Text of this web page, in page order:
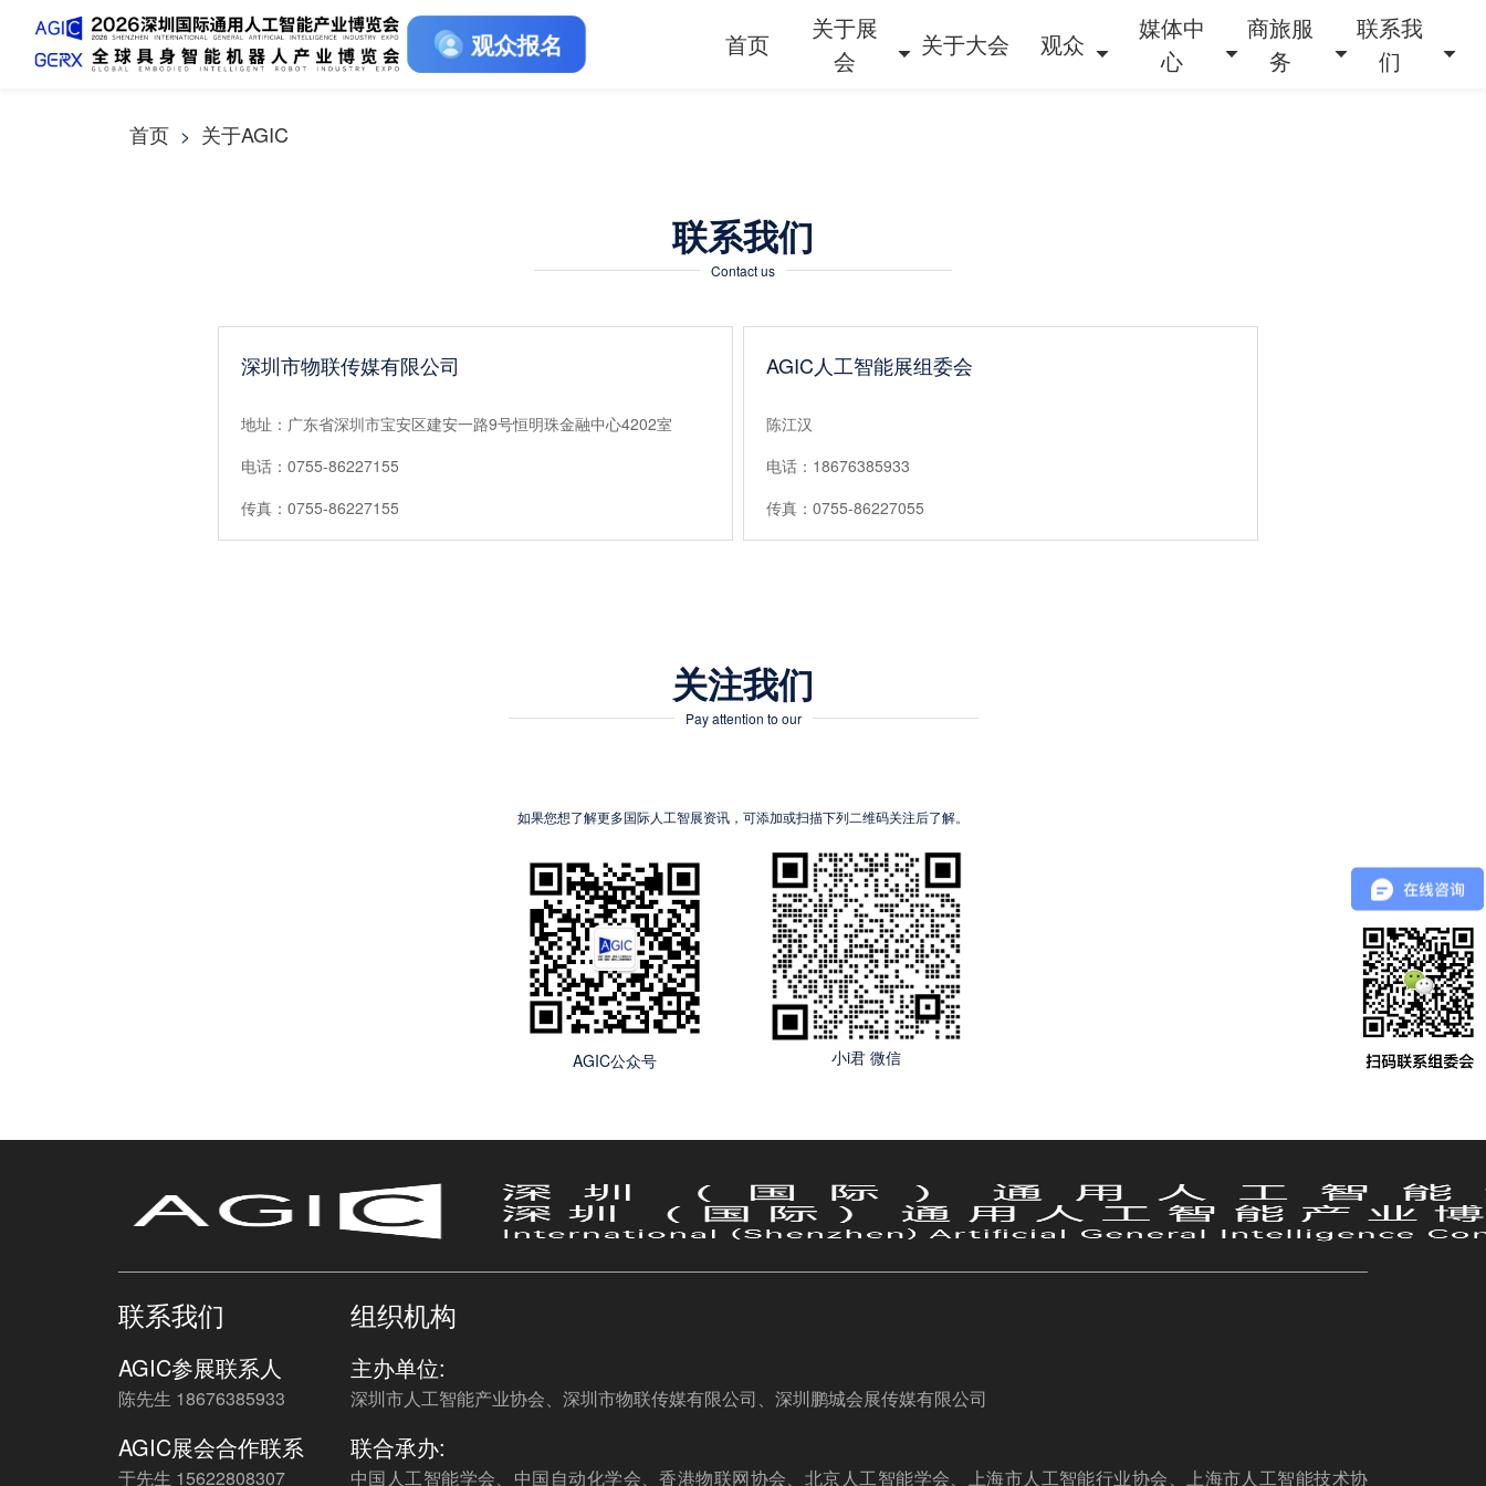
观众报名 首页
关于展
会
关于大会 观众
媒体中
心
商旅服
务
联系我
们
首页 > 关于AGIC
联系我们
Contact us
深圳市物联传媒有限公司
地址：广东省深圳市宝安区建安一路9号恒明珠金融中心4202室
电话：0755-86227155
传真：0755-86227155
AGIC人工智能展组委会
陈江汉
电话：18676385933
传真：0755-86227055
关注我们
Pay attention to our
如果您想了解更多国际人工智展资讯，可添加或扫描下列二维码关注后了解。
AGIC公众号 小i君 微信
联系我们
AGIC参展联系人
陈先生 18676385933
AGIC展会合作联系
于先生 15622808307
组织机构
主办单位:
深圳市人工智能产业协会、深圳市物联传媒有限公司、深圳鹏城会展传媒有限公司
联合承办:
中国人工智能学会、中国自动化学会、香港物联网协会、北京人工智能学会、上海市人工智能行业协会、上海市人工智能技术协